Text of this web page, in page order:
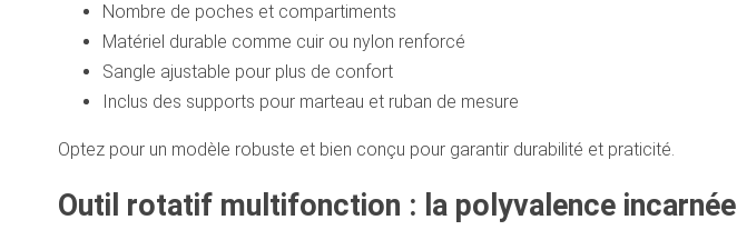
Nombre de poches et compartiments
Matériel durable comme cuir ou nylon renforcé
Sangle ajustable pour plus de confort
Inclus des supports pour marteau et ruban de mesure
Optez pour un modèle robuste et bien conçu pour garantir durabilité et praticité.
Outil rotatif multifonction : la polyvalence incarnée